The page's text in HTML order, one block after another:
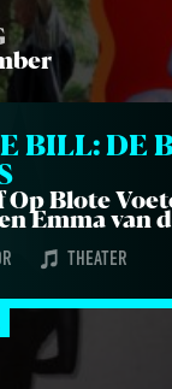
BILL: DE
Op Blo­te
Emma van
THEATER